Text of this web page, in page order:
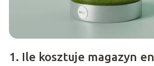
1. Ile kosztuje magazyn